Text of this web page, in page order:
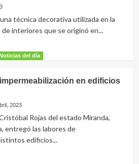
técnica decorativa utilizada en la
interiores que se originó en...
del día
en edificios
2023
Rojas del estado Miranda,
entregó las labores de
edificios...